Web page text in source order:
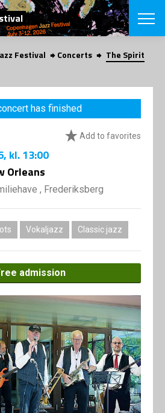
SEARCH
Danish
CHOOSE
VINTERJAZZ
Themes
LOCATIONS
Contact us
SHOP
Festival Concerts
The Spirit
has finished
Add to favorites
, kl. 13:00
Orleans
, Frederiksberg
Vokaljazz Classic jazz
admission